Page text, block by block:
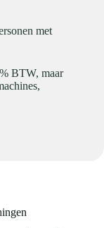
met
BTW, maar